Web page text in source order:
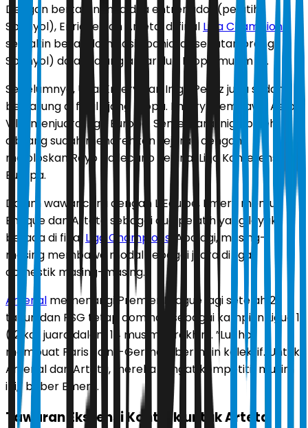
Dengan bertarungnya dua entrenador (pelatih
Spanyol), Enrique dan Arteta, di final Liga Champions
semakin besar dominasi Spaniard (sebutan orang
Spanyol) dalam ajang antarklub Eropa musim ini.
Sebelumnya, Unai Emery dan Inigo Perez juga sudah
bertarung di final ajang Eropa. Emery membawa Aston
Villa menjuarai Liga Europa. Sementara Inigo boleh
dibilang sudah menorehkan sejarah dengan
meloloskan Rayo Vallecano ke final Liga Konferensi
Europa.
Dalam wawancara dengan L’Equipe, Emery memuji
Enrique dan Arteta sebagai dua pelatih yang layak
berada di finalLiga Champions . Apalagi, masing-
masing membawa modal sebagai juara di liga
domestik masing-masing.
Arsenal memenangi Premier League lagi setelah 22
tahun dan PSG tetap dominan sebagai kampiun Ligue 1
(12 kali juara dalam 14 musim terakhir). ”Lucho
membuat Paris Saint-Germain bermain kolektif. Untuk
Arsenal dan Arteta, mereka sangat kompetitif musim
ini,” beber Emery.
Tawaran Ekstensi Kontrak untuk Arteta